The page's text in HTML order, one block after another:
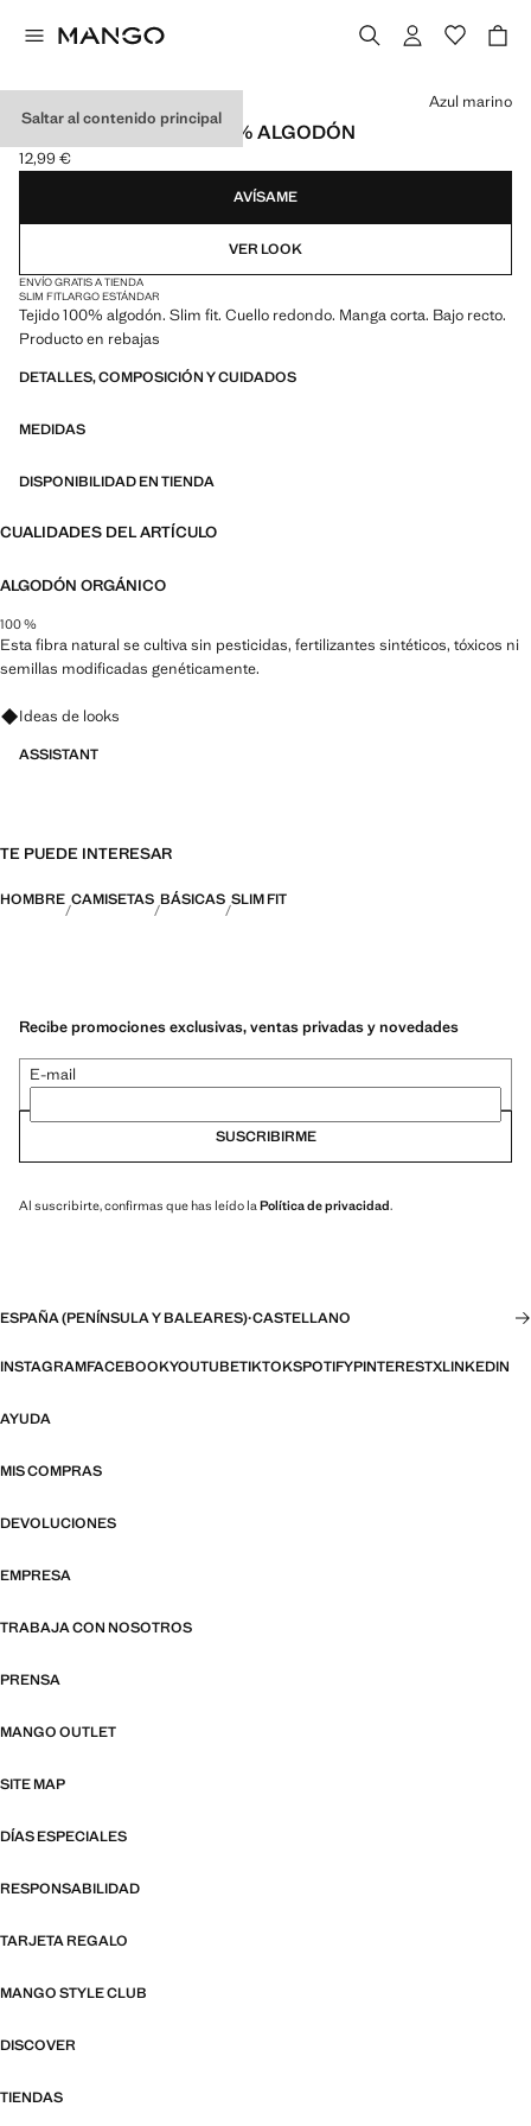
Saltar al contenido principal
CAMISETA SLIM FIT 100% ALGODÓN
Precio actual [12,99 € ]
12,99 €
Selecciona un color
Azul marino
AVÍSAME
VER LOOK
ENVÍO GRATIS A TIENDA
SLIM FITLARGO ESTÁNDAR
Tejido 100% algodón. Slim fit. Cuello redondo. Manga corta. Bajo recto.
Producto en rebajas
DETALLES, COMPOSICIÓN Y CUIDADOS
MEDIDAS
DISPONIBILIDAD EN TIENDA
CUALIDADES DEL ARTÍCULO
ALGODÓN ORGÁNICO
100 %
Esta fibra natural se cultiva sin pesticidas, fertilizantes sintéticos, tóxicos ni
semillas modificadas genéticamente.
Pregunta por looks, prendas y tendencias
Ideas de looks
ASSISTANT
TE PUEDE INTERESAR
HOMBRE CAMISETAS BÁSICAS SLIM FIT
Recibe promociones exclusivas, ventas privadas y novedades
E-mail
SUSCRIBIRME
Al suscribirte, confirmas que has leído laPolítica de privacidad.
ESPAÑA (PENÍNSULA Y BALEARES)·CASTELLANO
INSTAGRAMFACEBOOKYOUTUBETIKTOKSPOTIFYPINTERESTXLINKEDIN
AYUDA
MIS COMPRAS
DEVOLUCIONES
EMPRESA
TRABAJA CON NOSOTROS
PRENSA
MANGO OUTLET
SITE MAP
DÍAS ESPECIALES
RESPONSABILIDAD
TARJETA REGALO
MANGO STYLE CLUB
DISCOVER
TIENDAS